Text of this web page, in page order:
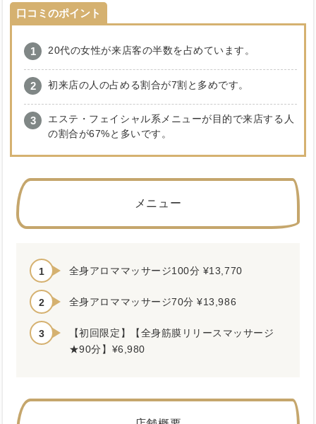
口コミのポイント
20代の女性が来店客の半数を占めています。
初来店の人の占める割合が7割と多めです。
エステ・フェイシャル系メニューが目的で来店する人
の割合が67%と多いです。
メニュー
全身アロママッサージ100分 ¥13,770
全身アロママッサージ70分 ¥13,986
【初回限定】【全身筋膜リリースマッサージ
★90分】¥6,980